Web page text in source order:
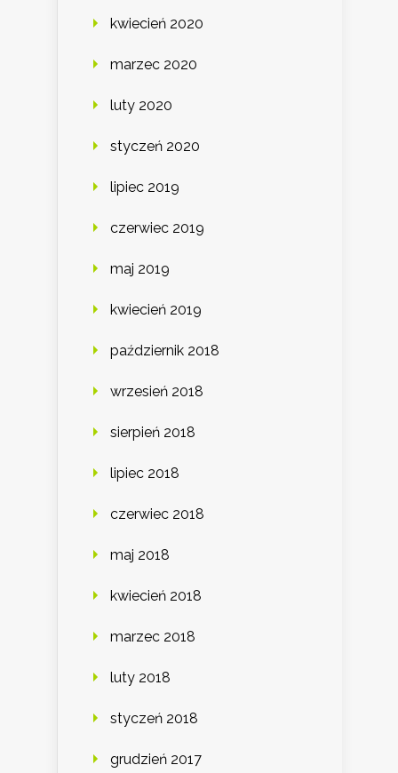
kwiecień 2020
marzec 2020
luty 2020
styczeń 2020
lipiec 2019
czerwiec 2019
maj 2019
kwiecień 2019
październik 2018
wrzesień 2018
sierpień 2018
lipiec 2018
czerwiec 2018
maj 2018
kwiecień 2018
marzec 2018
luty 2018
styczeń 2018
grudzień 2017